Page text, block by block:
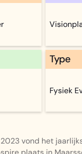
Type
Fysiek
vond het